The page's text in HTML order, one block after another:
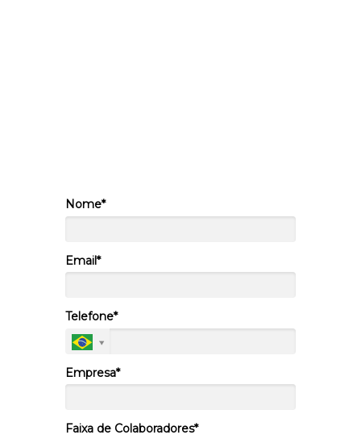
Nome*
Email*
Telefone*
Empresa*
Faixa de Colaboradores*